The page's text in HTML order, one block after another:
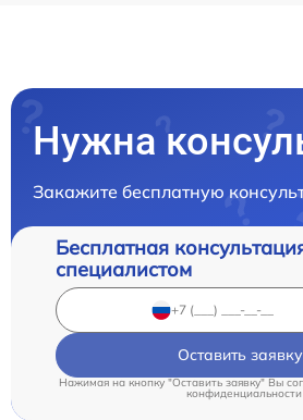
Нужна
Закажите бесплатную
Бесплатная
специалистом
Оставить заявку
Нажимая на кнопку "Оставить заявку" Вы
конфиденциальности